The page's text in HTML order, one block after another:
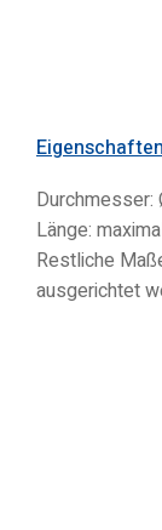
Länge:
Restliche
ausgerichtet